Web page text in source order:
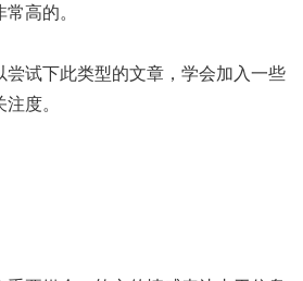
高的。
尝试下此类型的文章，学会加入一些
度。